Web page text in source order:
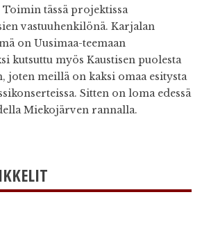
tässä projektissa
vastuuhenkilönä. Karjalan
on Uusimaa-teemaan
kutsuttu myös Kaustisen puolesta
joten meillä on kaksi omaa esitysta
Sitten on loma edessä
Miekojärven rannalla.